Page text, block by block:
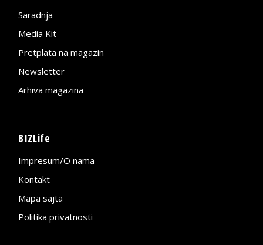
Saradnja
Media Kit
Pretplata na magazin
Newsletter
Arhiva magazina
BIZLife
Impresum/O nama
Kontakt
Mapa sajta
Politika privatnosti